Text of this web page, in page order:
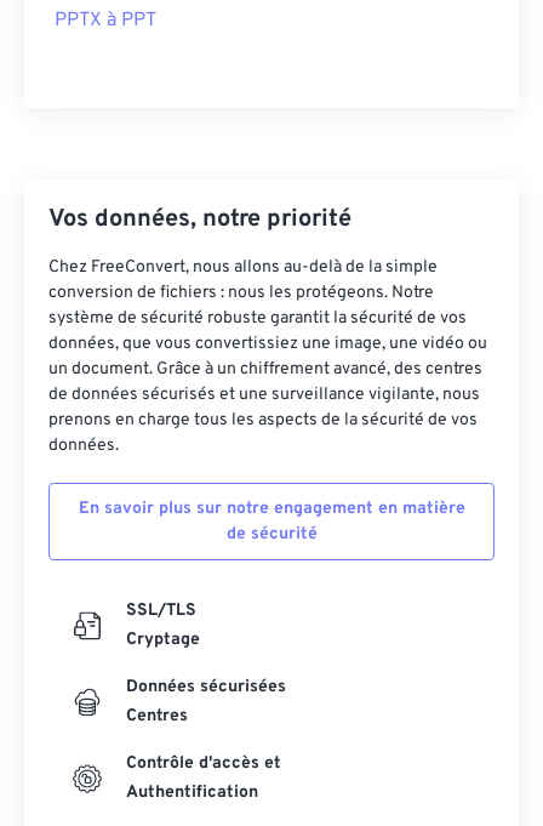
PPTX à PPT
Vos données, notre priorité
Chez FreeConvert, nous allons au-delà de la simple
conversion de fichiers : nous les protégeons. Notre
système de sécurité robuste garantit la sécurité de vos
données, que vous convertissiez une image, une vidéo ou
un document. Grâce à un chiffrement avancé, des centres
de données sécurisés et une surveillance vigilante, nous
prenons en charge tous les aspects de la sécurité de vos
données.
En savoir plus sur notre engagement en matière
de sécurité
SSL/TLS
Cryptage
Données sécurisées
Centres
Contrôle d'accès et
Authentification